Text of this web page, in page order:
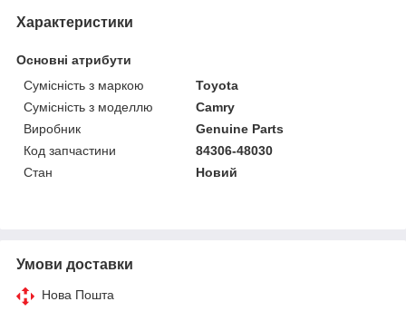
Характеристики
Основні атрибути
Сумісність з маркою
Toyota
Сумісність з моделлю
Camry
Виробник
Genuine Parts
Код запчастини
84306-48030
Стан
Новий
Умови доставки
Нова Пошта